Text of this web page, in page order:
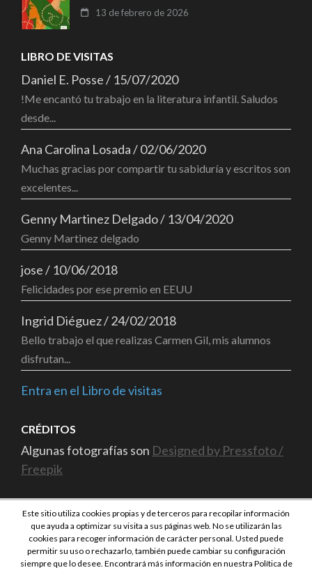
13 de febrero de 2026
LIBRO DE VISITAS
Daniel E. Posse/ 15/07/2020
!Me encantó tu trabajo en la literatura infantil. Saludos
desde...
Ana Carolina Losada/02/06/2020
Muchas gracias por compartir tu sabiduría y escritos son
excelentes...
Genny Martinez Delgado/ 13/04/2020
Genny Martinez delgado
jose/ 10/06/2018
Felicidades por ese premio en EEUU
Ingrid Diéguez/24/02/2018
Bello trabajo el que realizas Carmen Gil, mis alumnos
disfrutan...
Entra en el Libro de visitas
CRÉDITOS
Algunas fotografías son Designed by Pressfoto /
Freepik
Este sitio utiliza cookies propias y de terceros para recopilar información
que ayuda a optimizar su visita a sus páginas web. No se utilizarán las
cookies para recoger información de carácter personal. Usted puede
permitir su uso o rechazarlo, también puede cambiar su configuración
siempre que lo desee. Encontrará más información en nuestra Política de